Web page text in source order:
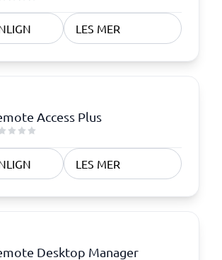
LES MER
Access Plus
LES MER
Desktop Manager